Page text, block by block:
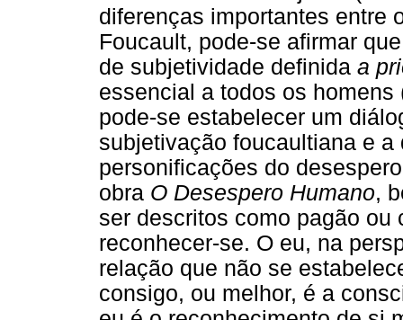
diferenças importantes entre
Foucault, pode-se afirmar
de subjetividade definida a
essencial a todos os homens
pode-se estabelecer um
subjetivação foucaultiana e
personificações do
obra O Desespero Humano,
ser descritos como pagão
reconhecer-se. O eu, na
relação que não se
consigo, ou melhor, é a